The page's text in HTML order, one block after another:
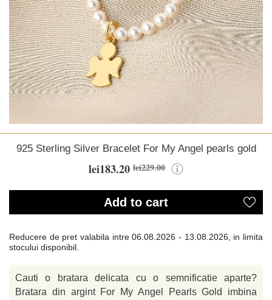
925 Sterling Silver Bracelet For My Angel pearls gold
lei183.20 lei229.00
Add to cart
Reducere de pret valabila intre06.08.2026 - 13.08.2026, in limita
stocului disponibil.
Cauti o bratara delicata cu o semnificatie aparte?
Bratara din argint For My Angel Pearls Gold imbina